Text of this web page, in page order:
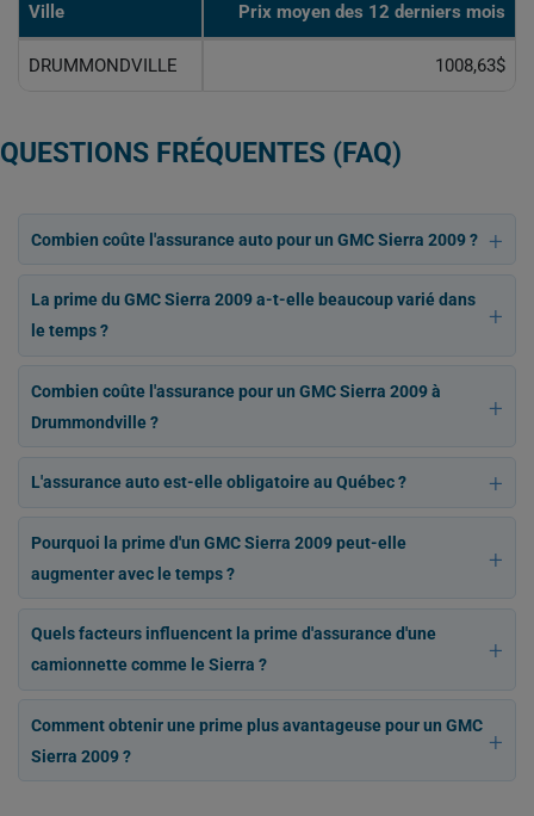
Ville Prix ​​moyen des 12 derniers mois
DRUMMONDVILLE 1008,63$
QUESTIONS FRÉQUENTES (FAQ)
Combien coûte l'assurance auto pour un GMC Sierra 2009 ?
La prime du GMC Sierra 2009 a-t-elle beaucoup varié dans
le temps ?
Combien coûte l'assurance pour un GMC Sierra 2009 à
Drummondville ?
L'assurance auto est-elle obligatoire au Québec ?
Pourquoi la prime d'un GMC Sierra 2009 peut-elle
augmenter avec le temps ?
Quels facteurs influencent la prime d'assurance d'une
camionnette comme le Sierra ?
Comment obtenir une prime plus avantageuse pour un GMC
Sierra 2009 ?